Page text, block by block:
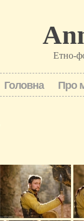
Етно-
Головна Про